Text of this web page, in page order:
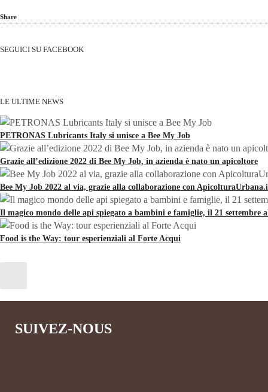
Share
SEGUICI SU FACEBOOK
LE ULTIME NEWS
PETRONAS Lubricants Italy si unisce a Bee My Job
Grazie all’edizione 2022 di Bee My Job, in azienda è nato un apicoltore
Bee My Job 2022 al via, grazie alla collaborazione con
Il magico mondo delle api spiegato a bambini e famiglie, il 21 settembre
Food is the Way: tour esperienziali al Forte Acqui
SUIVEZ-NOUS